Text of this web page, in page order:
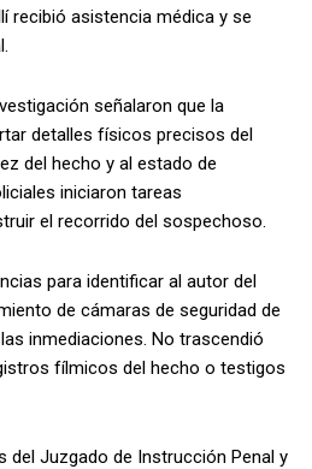
recibió asistencia médica y se
señalaron que la
detalles físicos precisos del
del hecho y al estado de
iniciaron tareas
el recorrido del sospechoso.
para identificar al autor del
de cámaras de seguridad de
inmediaciones. No trascendió
fílmicos del hecho o testigos
del Juzgado de Instrucción Penal y